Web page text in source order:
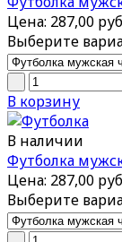
Цена: 287,00 руб
Выберите
В корзину
В наличии
Футболка
Цена: 287,00 руб
Выберите